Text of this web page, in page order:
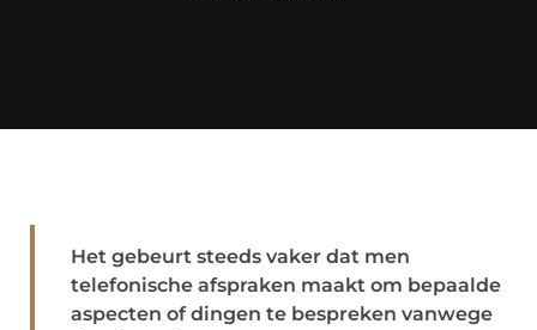
Het gebeurt steeds vaker dat men
telefonische afspraken maakt om bepaalde
aspecten of dingen te bespreken vanwege